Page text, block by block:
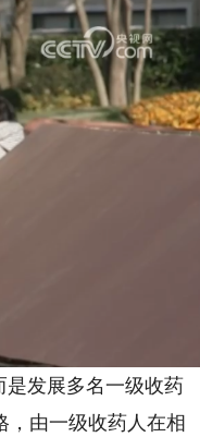
发展多名一级收药
，由一级收药人在相